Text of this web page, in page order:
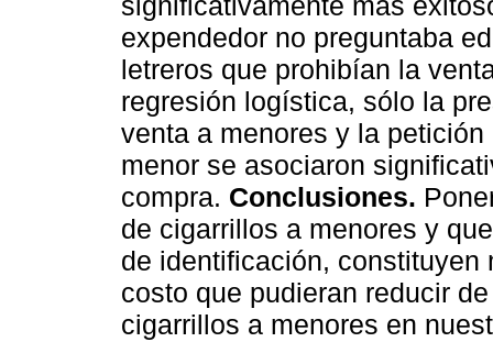
expendedor no preguntaba
letreros que prohibían la
regresión logística, sólo la
venta a menores y la
menor se asociaron
compra. Conclusiones.
de cigarrillos a menores y
de identificación,
costo que pudieran reducir
cigarrillos a menores en